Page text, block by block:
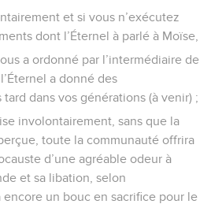
et si vous n’exécutez
dont l’Éternel à parlé à Moïse,
a ordonné par l’intermédiaire de
a donné des
dans vos générations (à venir) ;
involontairement, sans que la
toute la communauté offrira
d’une agréable odeur à
et sa libation, selon
encore un bouc en sacrifice pour le